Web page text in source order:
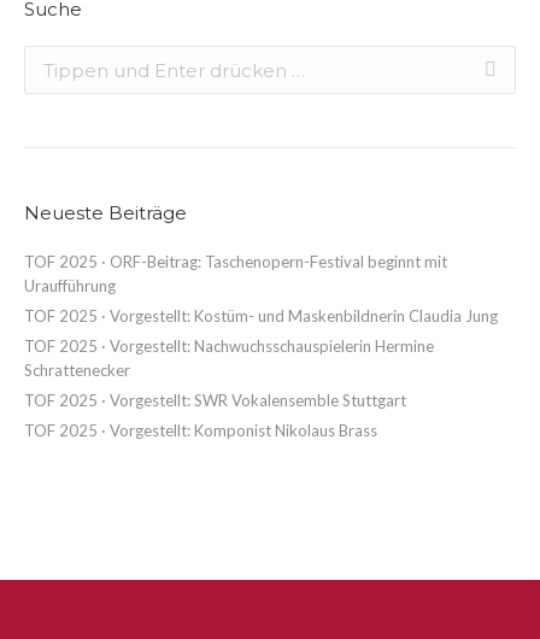
Suche
Neueste Beiträge
TOF 2025 · ORF-Beitrag: Taschenopern-Festival beginnt mit
Uraufführung
TOF 2025 · Vorgestellt: Kostüm- und Maskenbildnerin Claudia Jung
TOF 2025 · Vorgestellt: Nachwuchsschauspielerin Hermine
Schrattenecker
TOF 2025 · Vorgestellt: SWR Vokalensemble Stuttgart
TOF 2025 · Vorgestellt: Komponist Nikolaus Brass